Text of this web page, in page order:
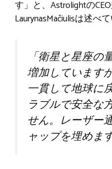
す」と、Astrolightの
LaurynasMačiulisは述べて
「衛星と星座
増加しています
一貫して地球に
ラブルで安全な
せん。レーザー
ャップを埋めま